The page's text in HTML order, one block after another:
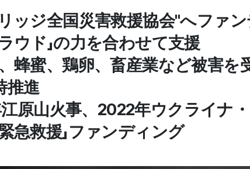
ッジ全国災害救援協会"へファ
ウド」の力を合わせて支援
蜂蜜、鶏卵、畜産業など被害
推進
原山火事、2022年ウクライナ
急救援」ファンディング